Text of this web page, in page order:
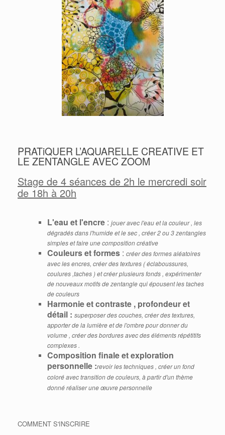
PRATiQUER L’AQUARELLE CREATIVE ET
LE ZENTANGLE AVEC ZOOM
Stage de 4 séances de 2h le mercredi soir
de 18h à 20h
L'eau et l'encre: jouer avec l'eau et la couleur , les
dégradés dans l'humide et le sec , créer 2 ou 3 zentangles
simples et faire une composition créative
Couleurs et formes: créer des formes aléatoires
avec les encres, créer des textures ( éclaboussures,
coulures ,taches ) et créer plusieurs fonds , expérimenter
de nouveaux motifs de zentangle qui épousent les taches
de couleurs
Harmonie et contraste , profondeur et
détail : superposer des couches, créer des textures,
apporter de la lumière et de l'ombre pour donner du
volume , créer des bordures avec des éléments répétitifs
complexes .
Composition finale et exploration
personnelle :revoir les techniques , créer un fond
coloré avec transition de couleurs, à partir d'un thème
donné réaliser une œuvre personnelle
COMMENT S'INSCRIRE